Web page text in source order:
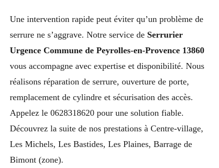
Une intervention rapide peut éviter qu’un problème de
serrure ne s’aggrave. Notre service de Serrurier
Urgence Commune de Peyrolles-en-Provence 13860
vous accompagne avec expertise et disponibilité. Nous
réalisons réparation de serrure, ouverture de porte,
remplacement de cylindre et sécurisation des accès.
Appelez le 0628318620 pour une solution fiable.
Découvrez la suite de nos prestations à Centre-village,
Les Michels, Les Bastides, Les Plaines, Barrage de
Bimont (zone).